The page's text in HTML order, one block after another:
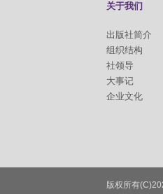
关于我们
出版社简介
组织结构
社领导
大事记
企业文化
联系我们
版权所有